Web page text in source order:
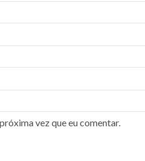
vez que eu comentar.